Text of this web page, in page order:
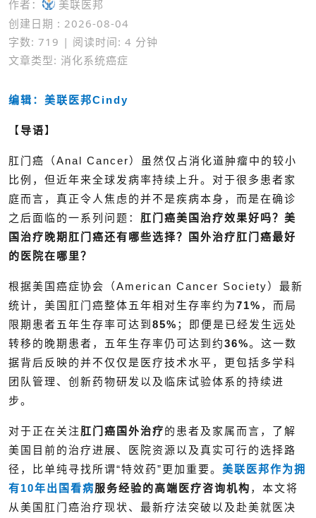
作者：
美联医邦
创建日期 : 2026-08-04
字数: 719 | 阅读时间: 4 分钟
文章类型: 消化系统癌症
编辑：美联医邦Cindy
【 导语】
肛门癌（Anal Cancer）虽然仅占消化道肿瘤中的较小
比例，但近年来全球发病率持续上升。对于很多患者家
庭而言，真正令人焦虑的并不是疾病本身，而是在确诊
之后面临的一系列问题： 肛门癌美国治疗效果好吗？美
国治疗晚期肛门癌还有哪些选择？国外治疗肛门癌最好
的医院在哪里？
根据美国癌症协会（American Cancer Society）最新
统计，美国肛门癌整体五年相对生存率约为71% ，而局
限期患者五年生存率可达到 85% ；即便是已经发生远处
转移的晚期患者，五年生存率仍可达到约36%。这一数
据背后反映的并不仅仅是医疗技术水平，更包括多学科
团队管理、创新药物研发以及临床试验体系的持续进
步。
对于正在关注 肛门癌国外治疗的患者及家属而言，了解
美国目前的治疗进展、医院资源以及真实可行的选择路
径，比单纯寻找所谓“特效药”更加重要。 美联医邦作为拥
有10年出国看病服务经验的高端医疗咨询机构 ，本文将
从美国肛门癌治疗现状、最新疗法突破以及赴美就医决